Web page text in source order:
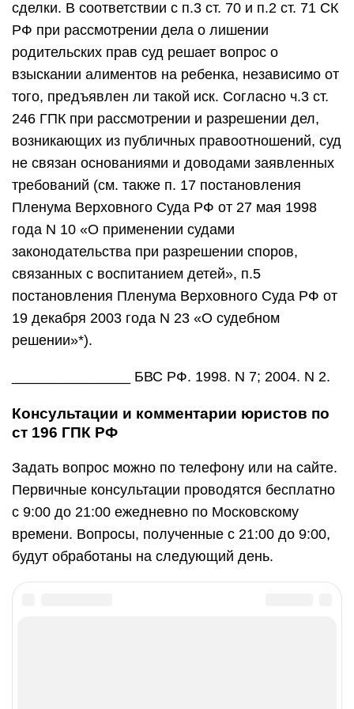
сделки. В соответствии с п.3 ст. 70 и п.2 ст. 71 СК
РФ при рассмотрении дела о лишении
родительских прав суд решает вопрос о
взыскании алиментов на ребенка, независимо от
того, предъявлен ли такой иск. Согласно ч.3 ст.
246 ГПК при рассмотрении и разрешении дел,
возникающих из публичных правоотношений, суд
не связан основаниями и доводами заявленных
требований (см. также п. 17 постановления
Пленума Верховного Суда РФ от 27 мая 1998
года N 10 «О применении судами
законодательства при разрешении споров,
связанных с воспитанием детей», п.5
постановления Пленума Верховного Суда РФ от
19 декабря 2003 года N 23 «О судебном
решении»*).
_______________ БВС РФ. 1998. N 7; 2004. N 2.
Консультации и комментарии юристов по
ст 196 ГПК РФ
Задать вопрос можно по телефону или на сайте.
Первичные консультации проводятся бесплатно
с 9:00 до 21:00 ежедневно по Московскому
времени. Вопросы, полученные с 21:00 до 9:00,
будут обработаны на следующий день.